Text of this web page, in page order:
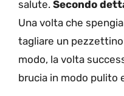
salute. Secondo
Una volta che
tagliare un
modo, la volta
brucia in modo pulito